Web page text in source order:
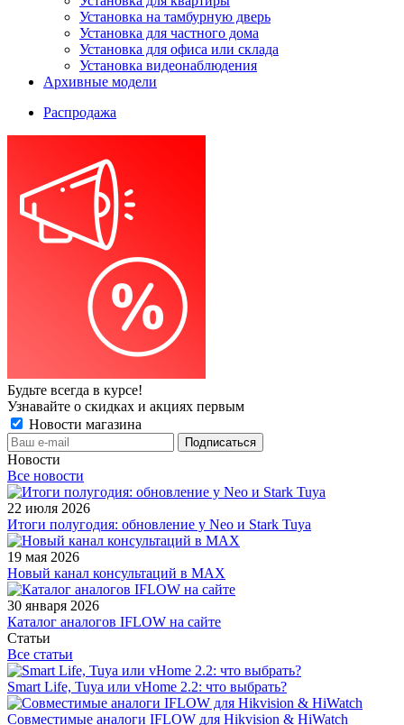
Установка на тамбурную дверь
Установка для частного дома
Установка для офиса или склада
Установка видеонаблюдения
Архивные модели
Распродажа
Будьте всегда в курсе!
Узнавайте о скидках и акциях первым
Новости магазина
Новости
Все новости
22 июля 2026
Итоги полугодия: обновление у Neo и Stark Tuya
19 мая 2026
Новый канал консультаций в MAX
30 января 2026
Каталог аналогов IFLOW на сайте
Статьи
Все статьи
Smart Life, Tuya или vHome 2.2: что выбрать?
Совместимые аналоги IFLOW для Hikvision & HiWatch